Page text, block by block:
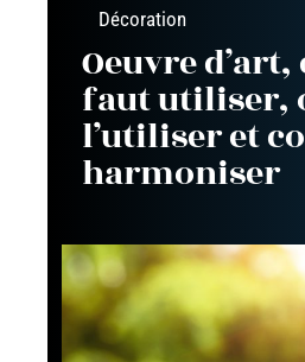
Décoration
Oeuvre d’art,
faut utiliser,
l’utiliser et
harmoniser